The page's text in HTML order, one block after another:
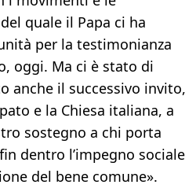
quale il Papa ci ha
per la testimonianza
oggi. Ma ci è stato di
anche il successivo invito,
e la Chiesa italiana, a
sostegno a chi porta
dentro l’impegno sociale
del bene comune».